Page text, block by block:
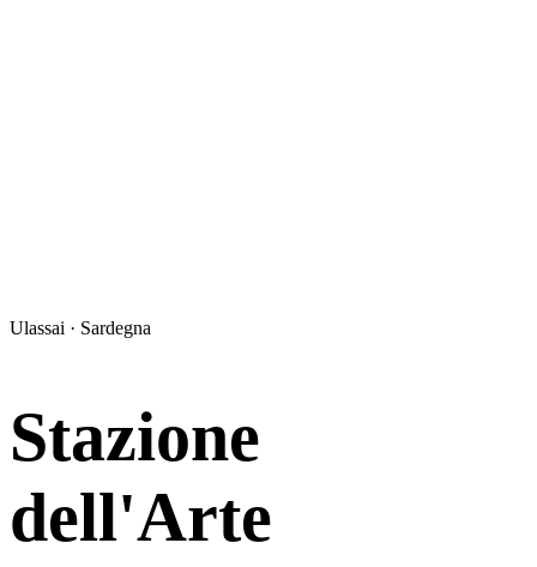
Ulassai · Sardegna
Stazione
dell'Arte